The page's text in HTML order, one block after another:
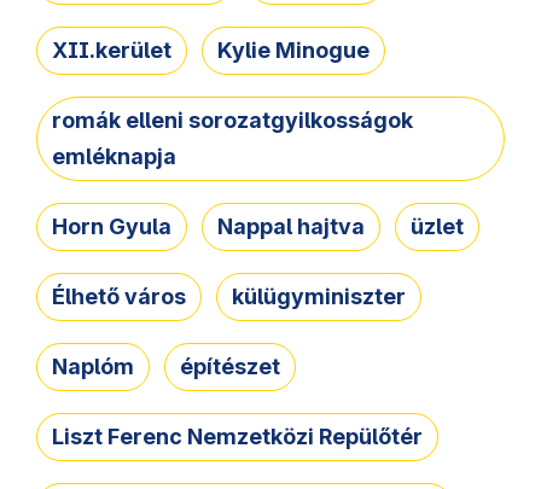
XII.kerület Kylie Minogue
romák elleni sorozatgyilkosságok
emléknapja
Horn Gyula Nappal hajtva üzlet
Élhető város külügyminiszter
Naplóm építészet
Liszt Ferenc Nemzetközi Repülőtér